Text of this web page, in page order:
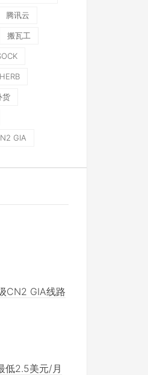
腾讯云
搬瓦工
货
GIA
CN2 GIA线路
低2.5美元/月